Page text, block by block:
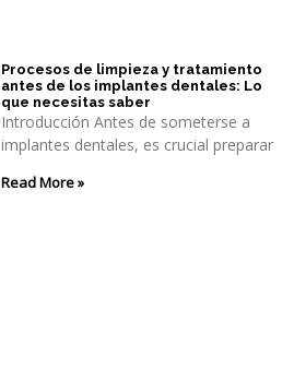
Procesos de limpieza y tratamiento
antes de los implantes dentales: Lo
que necesitas saber
Introducción Antes de someterse a
implantes dentales, es crucial preparar
Read More »